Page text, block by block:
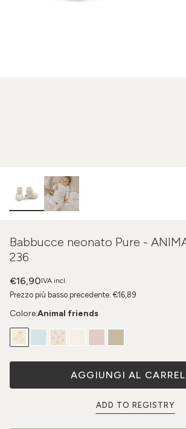
Babbucce neonato Pure -
236
IVA incl.
€16,90
Prezzo più basso precedente:€16,89
Colore:Animal friends
AGGIUNGI AL
ADD TO REGISTRY